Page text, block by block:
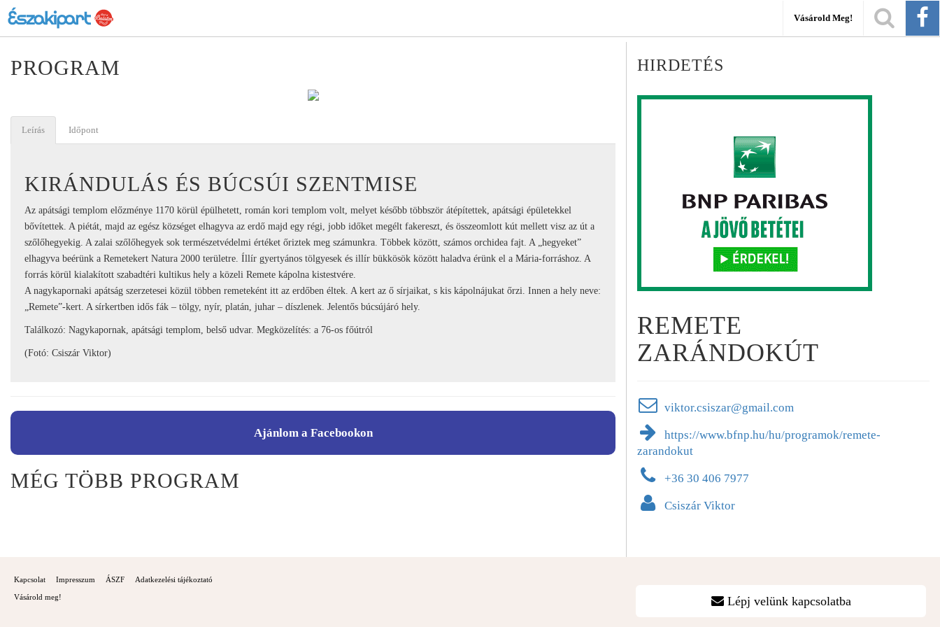
Vásárold Meg!
HIRDETÉS
REMETE
ZARÁNDOKÚT
viktor.csiszar@gmail.com
https://www.bfnp.hu/hu/programok/remete-
zarandokut
+36 30 406 7977
Csiszár Viktor
PROGRAM
Leírás Időpont
KIRÁNDULÁS ÉS BÚCSÚI SZENTMISE
Az apátsági templom előzménye 1170 körül épülhetett, román kori templom volt, melyet később többször átépítettek, apátsági épületekkel
bővítettek. A piétát, majd az egész községet elhagyva az erdő majd egy régi, jobb időket megélt fakereszt, és összeomlott kút mellett visz az út a
szőlőhegyekig. A zalai szőlőhegyek sok természetvédelmi értéket őriztek meg számunkra. Többek között, számos orchidea fajt. A „hegyeket”
elhagyva beérünk a Remetekert Natura 2000 területre. Íllír gyertyános tölgyesek és illír bükkösök között haladva érünk el a Mária-forráshoz. A
forrás körül kialakított szabadtéri kultikus hely a közeli Remete kápolna kistestvére.
A nagykapornaki apátság szerzetesei közül többen remeteként itt az erdőben éltek. A kert az ő sírjaikat, s kis kápolnájukat őrzi. Innen a hely neve:
„Remete”-kert. A sírkertben idős fák – tölgy, nyír, platán, juhar – díszlenek. Jelentős búcsújáró hely.
Találkozó: Nagykapornak, apátsági templom, belső udvar. Megközelítés: a 76-os főútról
(Fotó: Csiszár Viktor)
Ajánlom a Facebookon
MÉG TÖBB PROGRAM
Kapcsolat Impresszum ÁSZF Adatkezelési tájékoztató
Vásárold meg! Lépj velünk kapcsolatba